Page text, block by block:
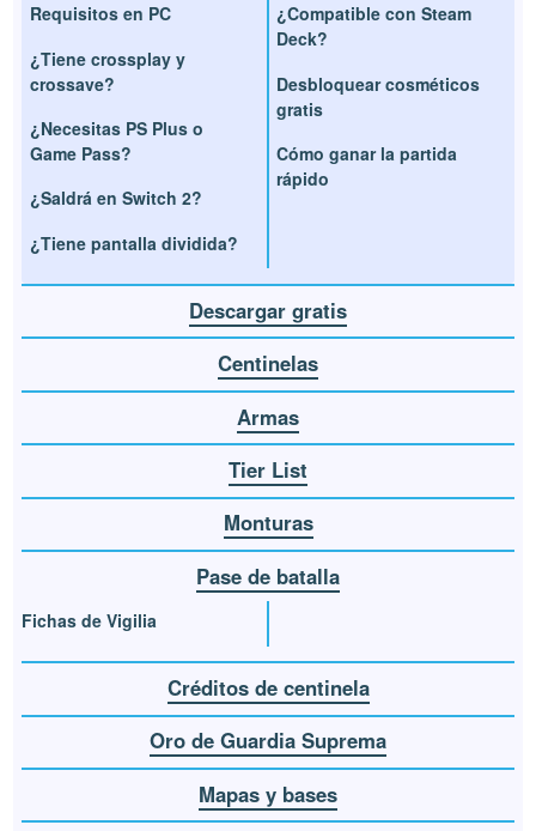
Requisitos en PC
¿Tiene crossplay y
crossave?
¿Necesitas PS Plus o
Game Pass?
¿Saldrá en Switch 2?
¿Tiene pantalla dividida?
¿Compatible con Steam
Deck?
Desbloquear cosméticos
gratis
Cómo ganar la partida
rápido
Descargar gratis
Centinelas
Armas
Tier List
Monturas
Pase de batalla
Fichas de Vigilia
Créditos de centinela
Oro de Guardia Suprema
Mapas y bases